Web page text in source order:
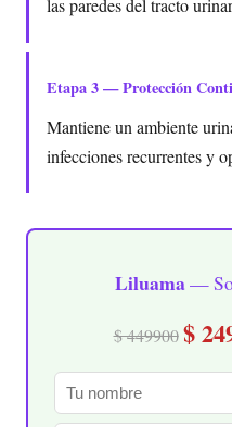
las paredes del tracto
Etapa 3 — Protección
Mantiene un ambiente
infecciones recurrentes y
Liluama—
$ 449900 $